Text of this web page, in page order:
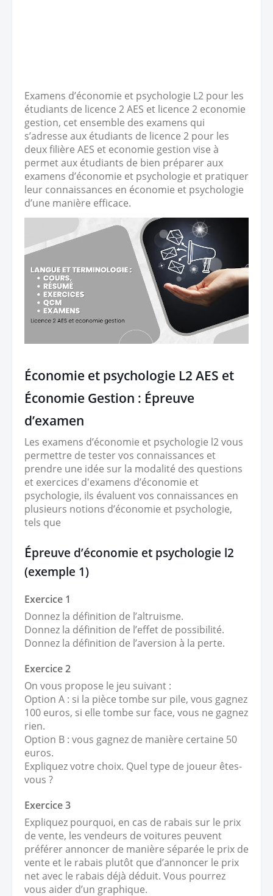
Examens d’économie et psychologie L2 pour les
étudiants de licence 2 AES et licence 2 economie
gestion, cet ensemble des examens qui
s’adresse aux étudiants de licence 2 pour les
deux filière AES et economie gestion vise à
permet aux étudiants de bien préparer aux
examens d’économie et psychologie et pratiquer
leur connaissances en économie et psychologie
d’une manière efficace.
Économie et psychologie L2 AES et
Économie Gestion : Épreuve
d’examen
Les examens d’économie et psychologie l2 vous
permettre de tester vos connaissances et
prendre une idée sur la modalité des questions
et exercices d'examens d’économie et
psychologie, ils évaluent vos connaissances en
plusieurs notions d’économie et psychologie,
tels que
Épreuve d’économie et psychologie l2
(exemple 1)
Exercice 1
Donnez la définition de l’altruisme.
Donnez la définition de l’effet de possibilité.
Donnez la définition de l’aversion à la perte.
Exercice 2
On vous propose le jeu suivant :
Option A : si la pièce tombe sur pile, vous gagnez
100 euros, si elle tombe sur face, vous ne gagnez
rien.
Option B : vous gagnez de manière certaine 50
euros.
Expliquez votre choix. Quel type de joueur êtes-
vous ?
Exercice 3
Expliquez pourquoi, en cas de rabais sur le prix
de vente, les vendeurs de voitures peuvent
préférer annoncer de manière séparée le prix de
vente et le rabais plutôt que d’annoncer le prix
net avec le rabais déjà déduit. Vous pourrez
vous aider d’un graphique.